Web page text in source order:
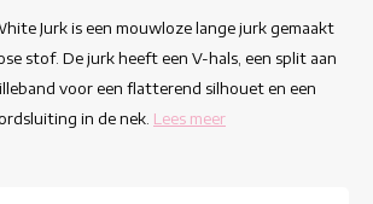
Jurk is een mouwloze lange jurk gemaakt
stof. De jurk heeft een V-hals, een split aan
voor een flatterend silhouet en een
in de nek. Lees meer